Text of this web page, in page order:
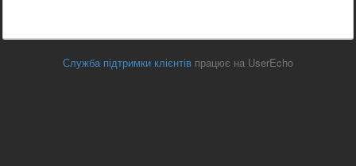
Служба підтримки клієнтів працює на UserEcho